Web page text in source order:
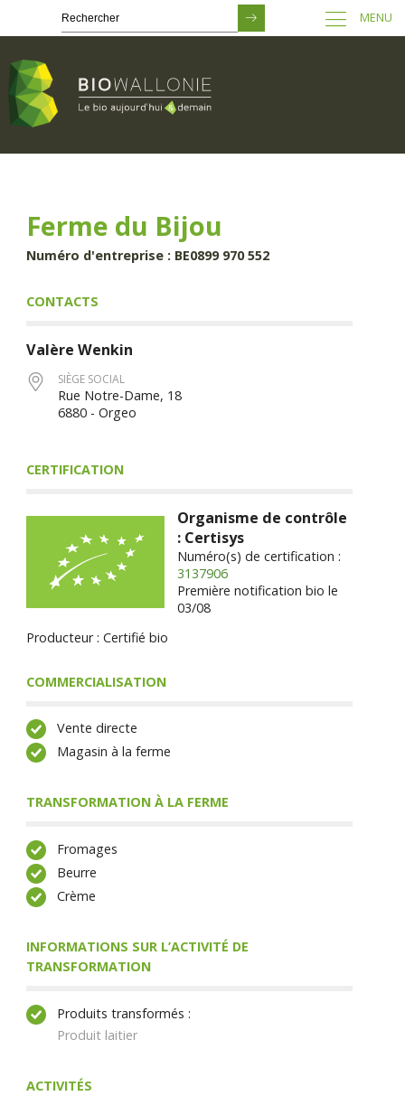
principal
MENU
Ferme du Bijou
Numéro d'entreprise : BE0899 970 552
CONTACTS
Valère Wenkin
SIÈGE SOCIAL
Rue Notre-Dame, 18
6880 - Orgeo
CERTIFICATION
Organisme de contrôle
: Certisys
Numéro(s) de certification :
3137906
Première notification bio le
03/08
Producteur : Certifié bio
COMMERCIALISATION
Vente directe
Magasin à la ferme
TRANSFORMATION À LA FERME
Fromages
Beurre
Crème
INFORMATIONS SUR L’ACTIVITÉ DE
TRANSFORMATION
Produits transformés :
Produit laitier
ACTIVITÉS